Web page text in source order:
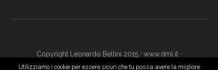
Copyright Leonardo Bellini 2015 · www.dml.it ·
www.digitalmarketingacademy.it· Login
Utilizziamo i cookie per essere sicuri che tu possa avere la migliore